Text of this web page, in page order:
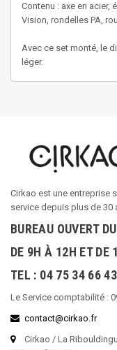
Contenu : axe en acier,
Vision, rondelles PA,
Avec ce set monté, le
léger.
Cirkao est une entreprise
service depuis plus de 30
BUREAU OUVERT
DE 9H À 12H ET DE
TEL : 04 75 34 66 43
Le Service comptabilité :
contact@cirkao.fr
Cirkao / La